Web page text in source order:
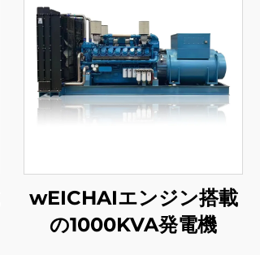
wEICHAIエンジン搭載
の1000KVA発電機